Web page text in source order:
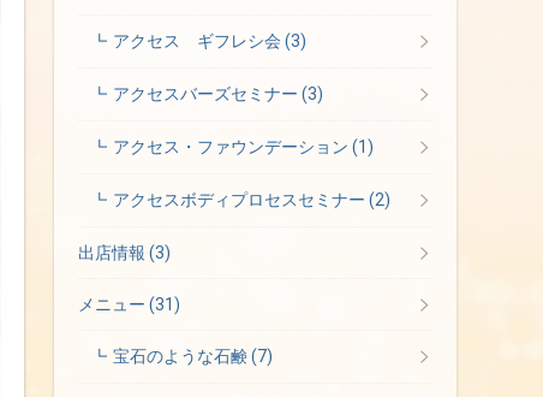
アクセス ギフレシ会(3)
アクセスバーズセミナー(3)
アクセス・ファウンデーション(1)
アクセスボディプロセスセミナー(2)
出店情報 (3)
メニュー (31)
宝石のような石鹸(7)